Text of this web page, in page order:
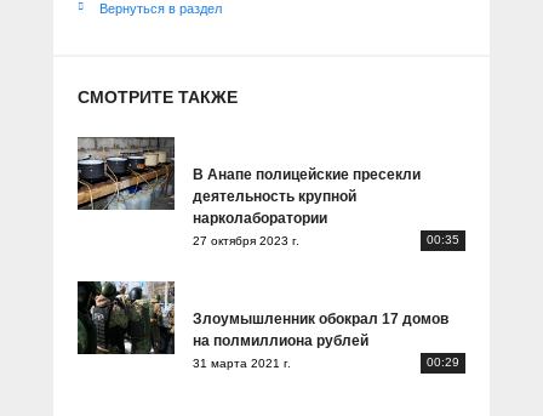
Вернуться в раздел
СМОТРИТЕ ТАКЖЕ
В Анапе полицейские пресекли
деятельность крупной
нарколаборатории
27 октября 2023 г. 00:35
Злоумышленник обокрал 17 домов
на полмиллиона рублей
31 марта 2021 г. 00:29